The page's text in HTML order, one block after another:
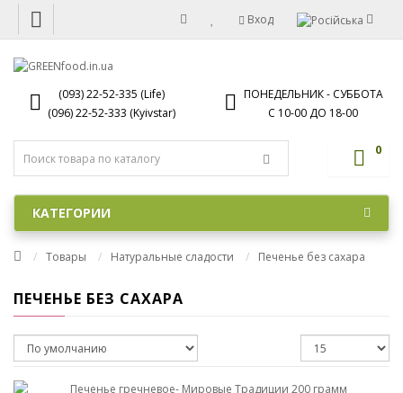
Вход
(093) 22-52-335 (Life)
(096) 22-52-333 (Kyivstar)
ПОНЕДЕЛЬНИК - СУББОТА
С 10-00 ДО 18-00
0
КАТЕГОРИИ
Товары Натуральные сладости Печенье без сахара
ПЕЧЕНЬЕ БЕЗ САХАРА